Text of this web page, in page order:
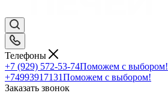
Телефоны
+7 (929) 572-53-74Поможем с выбором!
+74993917131Поможем с выбором!
Заказать звонок